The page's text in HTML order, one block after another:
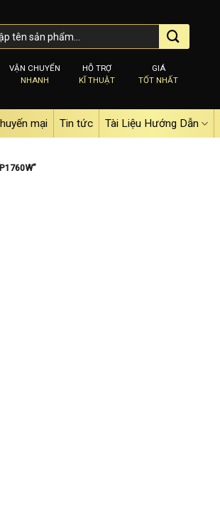
VẬN CHUYỂN
NHANH
HỖ TRỢ
KĨ THUẬT
GIÁ
TỐT NHẤT
mại Tin tức Tài Liệu Hướng Dẫn